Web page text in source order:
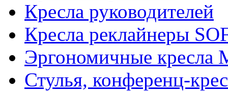
Кресла руководителей
Кресла реклайнеры
Эргономичные
Стулья, конференц-